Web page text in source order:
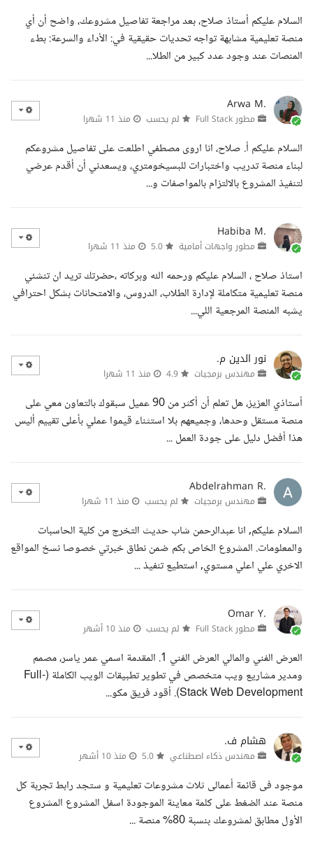
السلام عليكم أستاذ صلاح، بعد مراجعة تفاصيل مشروعك، واضح أن أي
منصة تعليمية مشابهة تواجه تحديات حقيقية في: الأداء والسرعة: بطء
المنصات عند وجود عدد كبير من الطلا...
Arwa M.
مطور Full Stack لم يحسب منذ 11 شهرا
السلام عليكم أ. صلاح، انا اروى مصطفي اطلعت على تفاصيل مشروعكم
لبناء منصة تدريب واختبارات للبسيخومتري، ويسعدني أن أقدم عرضي
لتنفيذ المشروع بالالتزام بالمواصفات و...
Habiba M.
مطور واجهات أمامية منذ 11 شهرا
استاذ صلاح ، السلام عليكم ورحمه الله وبركاته ،حضرتك تريد ان تنشئي
منصة تعليمية متكاملة لإدارة الطلاب، الدروس، والامتحانات بشكل احترافي
يشبه المنصة المرجعية اللي...
نور الدين م.
مهندس برمجيات منذ 11 شهرا
أستاذي العزيز، هل تعلم أن أكثر من 90 عميل سبقوك بالتعاون معي على
منصة مستقل وحدها، وجميعهم بلا استثناء قيموا عملي بأعلى تقييم أليس
هذا أفضل دليل على جودة العمل ...
Abdelrahman R.
مهندس برمجيات لم يحسب منذ 11 شهرا
السلام عليكم, انا عبدالرحمن شاب حديث التخرج من كلية الحاسبات
والمعلومات. المشروع الخاص بكم ضمن نطاق خبرتي خصوصا نسخ المواقع
الاخري علي اعلي مستوي, استطيع تنفيذ ...
Omar Y.
مطور Full Stack لم يحسب منذ 10 أشهر
العرض الفني والمالي العرض الفني 1. المقدمة اسمي عمر ياسر، مصمم
ومدير مشاريع ويب متخصص في تطوير تطبيقات الويب الكاملة (Full-
Stack Web Development). أقود فريق مكو...
هشام ف.
مهندس ذكاء اصطناعي منذ 10 أشهر
موجود فى قائمة أعمالى ثلاث مشروعات تعليمية و ستجد رابط تجربة كل
منصة عند الضغط على كلمة معاينة الموجودة اسفل المشروع المشروع
الأول مطابق لمشروعك بنسبة 80% منصة ...